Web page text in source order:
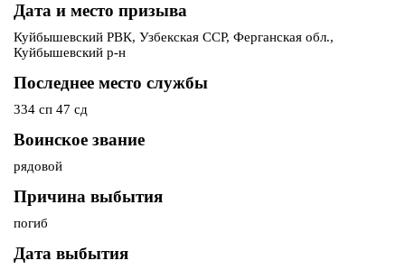
Дата и место призыва
Куйбышевский РВК, Узбекская ССР, Ферганская обл.,
Куйбышевский р-н
Последнее место службы
334 сп 47 сд
Воинское звание
рядовой
Причина выбытия
погиб
Дата выбытия